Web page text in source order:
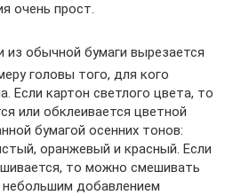
очень прост.
из обычной бумаги вырезается
головы того, для кого
Если картон светлого цвета, то
или обклеивается цветной
бумагой осенних тонов:
оранжевый и красный. Если
то можно смешивать
небольшим добавлением